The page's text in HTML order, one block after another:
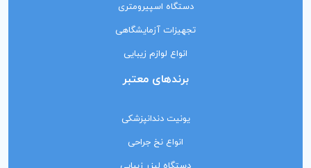
دستگاه اسپیرومتری
تجهیزات آزمایشگاهی
انواع لوازم زیبایی
برندهای معتبر
یونیت دندانپزشکی
انواع نخ جراحی